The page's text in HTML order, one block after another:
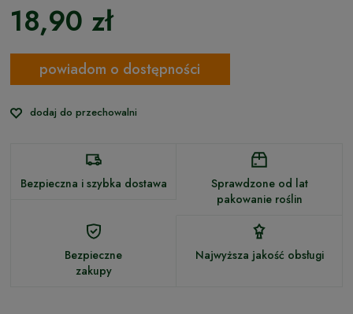
18,90 zł
powiadom o dostępności
dodaj do przechowalni
Bezpieczna i szybka dostawa
Sprawdzone od lat
pakowanie roślin
Bezpieczne
zakupy
Najwyższa jakość obsługi